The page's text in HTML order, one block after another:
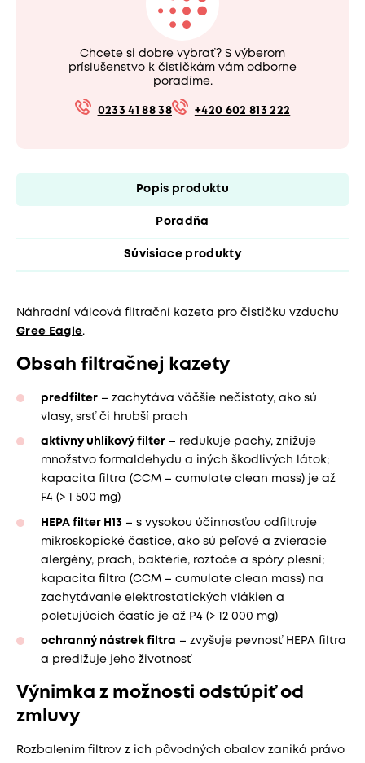
Chcete si dobre vybrať? S výberom
príslušenstvo k čističkám vám odborne
poradíme.
0233 41 88 38 +420 602 813 222
Popis produktu
Poradňa
Súvisiace produkty
Náhradní válcová filtrační kazeta pro čističku vzduchu
Gree Eagle.
Obsah filtračnej kazety
predfilter – zachytáva väčšie nečistoty, ako sú
vlasy, srsť či hrubší prach
aktívny uhlíkový filter – redukuje pachy, znižuje
množstvo formaldehydu a iných škodlivých látok;
kapacita filtra (CCM – cumulate clean mass) je až
F4 (> 1 500 mg)
HEPA filter H13 – s vysokou účinnosťou odfiltruje
mikroskopické častice, ako sú peľové a zvieracie
alergény, prach, baktérie, roztoče a spóry plesní;
kapacita filtra (CCM – cumulate clean mass) na
zachytávanie elektrostatických vlákien a
poletujúcich častíc je až P4 (> 12 000 mg)
ochranný nástrek filtra – zvyšuje pevnosť HEPA filtra
a predlžuje jeho životnosť
Výnimka z možnosti odstúpiť od
zmluvy
Rozbalením filtrov z ich pôvodných obalov zaniká právo